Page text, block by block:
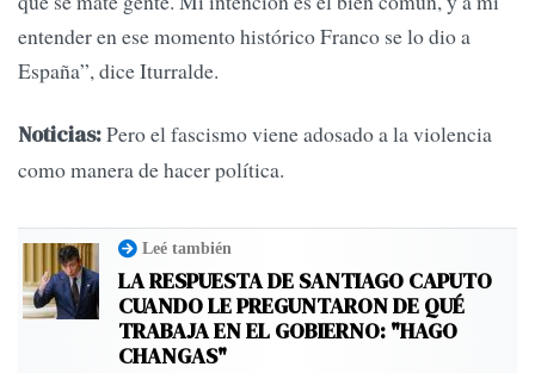
entender en ese momento histórico Franco se lo dio a
España”, dice Iturralde.
Noticias:Pero el fascismo viene adosado a la violencia
como manera de hacer política.
Leé también
LA RESPUESTA DE SANTIAGO CAPUTO
CUANDO LE PREGUNTARON DE QUÉ
TRABAJA EN EL GOBIERNO: "HAGO
CHANGAS"